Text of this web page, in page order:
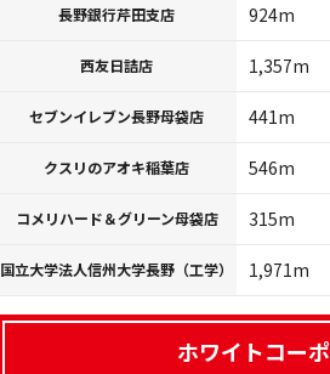
長野銀行芹田支店 924m
西友日詰店 1,357m
セブンイレブン長野母袋店 441m
クスリのアオキ稲葉店 546m
コメリハード＆グリーン母袋店 315m
国立大学法人信州大学長野（工学） 1,971m
ホワイトコーポ